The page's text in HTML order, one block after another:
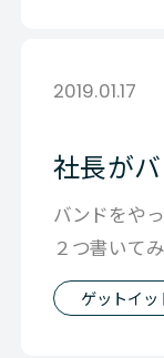
2019.01.17
社長が
バンドをや
２つ書いて
段は自分の
ゲットイッ